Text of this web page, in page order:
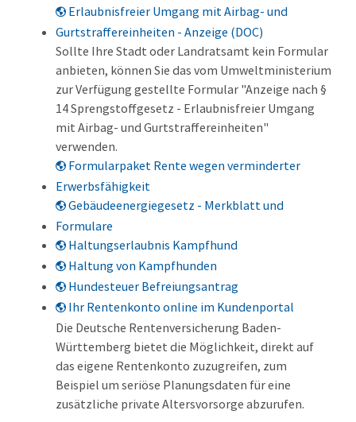
Erlaubnisfreier Umgang mit Airbag- und
Gurtstraffereinheiten - Anzeige (DOC)
Sollte Ihre Stadt oder Landratsamt kein Formular
anbieten, können Sie das vom Umweltministerium
zur Verfügung gestellte Formular "Anzeige nach §
14 Sprengstoffgesetz - Erlaubnisfreier Umgang
mit Airbag- und Gurtstraffereinheiten"
verwenden.
Formularpaket Rente wegen verminderter
Erwerbsfähigkeit
Gebäudeenergiegesetz - Merkblatt und
Formulare
Haltungserlaubnis Kampfhund
Haltung von Kampfhunden
Hundesteuer Befreiungsantrag
Ihr Rentenkonto online im Kundenportal
Die Deutsche Rentenversicherung Baden-
Württemberg bietet die Möglichkeit, direkt auf
das eigene Rentenkonto zuzugreifen, zum
Beispiel um seriöse Planungsdaten für eine
zusätzliche private Altersvorsorge abzurufen.